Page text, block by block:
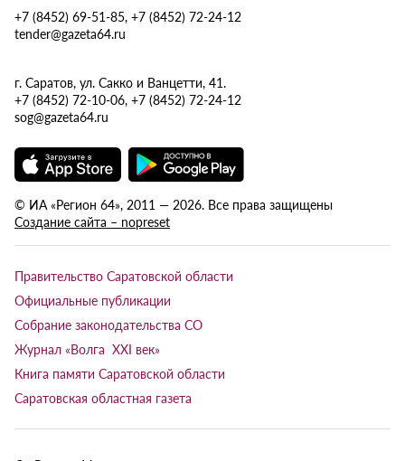
+7 (8452) 69-51-85, +7 (8452) 72-24-12
tender@gazeta64.ru
г. Саратов, ул. Сакко и Ванцетти, 41.
+7 (8452) 72-10-06, +7 (8452) 72-24-12
sog@gazeta64.ru
© ИА «Регион 64», 2011 — 2026. Все права защищены
Создание сайта – nopreset
Правительство Саратовской области
Официальные публикации
Собрание законодательства СО
Журнал «Волга XXI век»
Книга памяти Саратовской области
Саратовская областная газета